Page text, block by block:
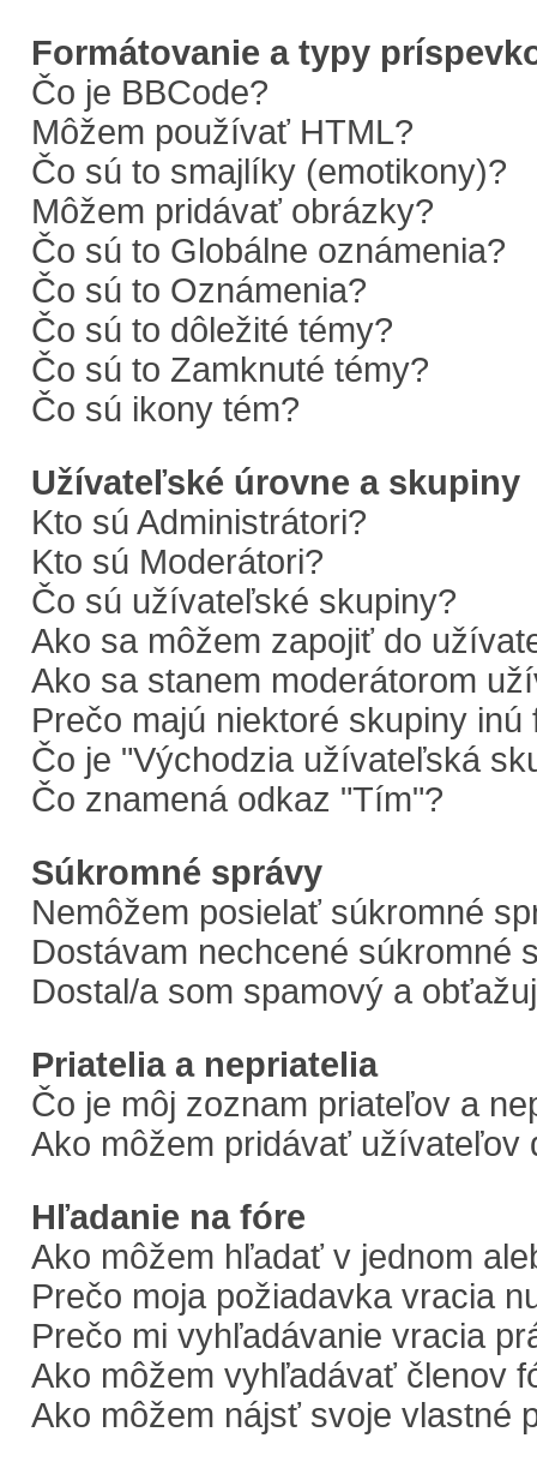
Formátovanie a typy
Čo je BBCode?
Môžem používať HTML?
Čo sú to smajlíky (emotikony)?
Môžem pridávať obrázky?
Čo sú to Globálne oznámenia?
Čo sú to Oznámenia?
Čo sú to dôležité témy?
Čo sú to Zamknuté témy?
Čo sú ikony tém?
Užívateľské úrovne a skupiny
Kto sú Administrátori?
Kto sú Moderátori?
Čo sú užívateľské skupiny?
Ako sa môžem zapojiť do
Ako sa stanem moderátorom
Prečo majú niektoré skupiny inú
Čo je "Východzia užívateľská
Čo znamená odkaz "Tím"?
Súkromné správy
Nemôžem posielať súkromné
Dostávam nechcené súkromné
Dostal/a som spamový a
Priatelia a nepriatelia
Čo je môj zoznam priateľov a
Ako môžem pridávať užívateľov
Hľadanie na fóre
Ako môžem hľadať v jednom
Prečo moja požiadavka vracia
Prečo mi vyhľadávanie vracia
Ako môžem vyhľadávať členov
Ako môžem nájsť svoje vlastné